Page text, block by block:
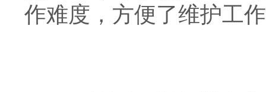
作难度，方便了维护工